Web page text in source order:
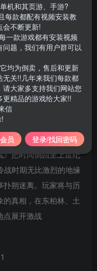
®：黑色行动冷战》游
”*《使命召唤®：黑色行
》把时间倒回至上世纪
战时期无比激烈的地缘
朔迷离。玩家将与历
真相，在东柏林、土
点展开激战
机和其页游、手游?
每款都配有视频安装教
会不断更新!
一款游戏都有安装视频
题，我们有用户群可以
均为倒卖，售后和更新
关!!几年来我们每款都
大家多支持我们网站您
精品的游戏给大家!!
信
员 登录/找回密码